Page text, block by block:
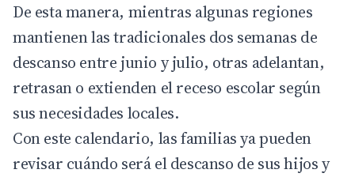
De esta manera, mientras algunas regiones
mantienen las tradicionales dos semanas de
descanso entre junio y julio, otras adelantan,
retrasan o extienden el receso escolar según
sus necesidades locales.
Con este calendario, las familias ya pueden
revisar cuándo será el descanso de sus hijos y